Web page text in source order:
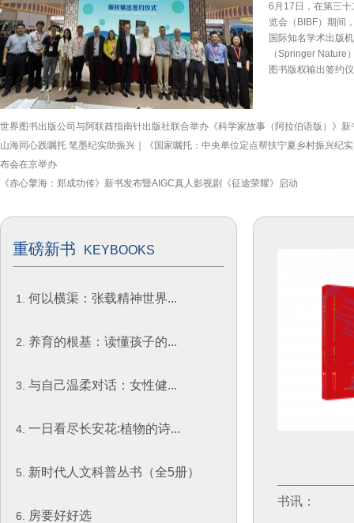
6月17日，在第三
览会（BIBF）期间
国际知名学术出版
（Springer Nature
图书版权输出签约
世界图书出版公司与阿联酋指南针出版社联合举办《科学家故事（阿拉伯语版）》新
山海同心践嘱托 笔墨纪实助振兴｜《国家嘱托：中央单位定点帮扶宁夏乡村振兴纪
布会在京举办
《赤心擎海：郑成功传》新书发布暨AIGC真人影视剧《征途荣耀》启动
重磅新书 KEYBOOKS
何以横渠：张载精神世界...
养育的根基：读懂孩子的...
与自己温柔对话：女性健...
一日看尽长安花:植物的诗...
新时代人文科普丛书（全5册）
房要好好选
书讯：